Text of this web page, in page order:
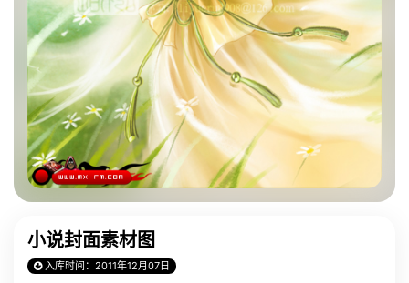
小说封面素材图
入库时间：2011年12月07日